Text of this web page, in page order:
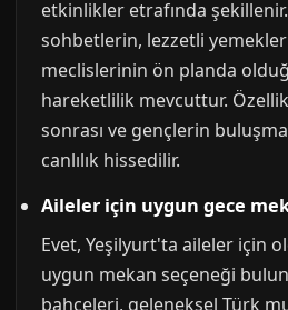
etkinlikler etrafında
sohbetlerin, lezzetli
meclislerinin ön planda
hareketlilik mevcuttur.
sonrası ve gençlerin
canlılık hissedilir.
Aileler için uygun gece
Evet, Yeşilyurt'ta aileler için
uygun mekan seçeneği
bahçeleri, geleneksel Türk